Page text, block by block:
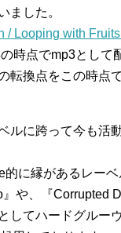
ました。
/ Looping with
時点でmp3として
転換点をこの時点
ルに跨って今も活
に縁があるレーベ
』や、『Corrupted
してハードグルー